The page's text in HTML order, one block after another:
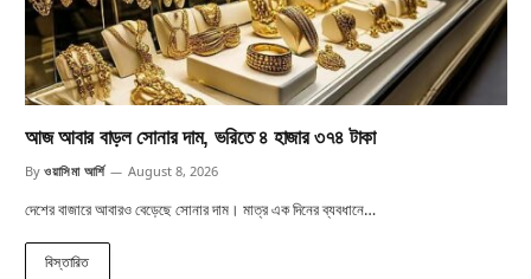
আজ আবার বাড়ল সোনার দাম, ভরিতে ৪ হাজার ৩৭৪ টাকা
By ওয়াসিমা আর্শি August 8, 2026
দেশের বাজারে আবারও বেড়েছে সোনার দাম। মাত্র এক দিনের ব্যবধানে…
বিস্তারিত